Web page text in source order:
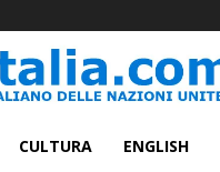
CULTURA ENGLISH